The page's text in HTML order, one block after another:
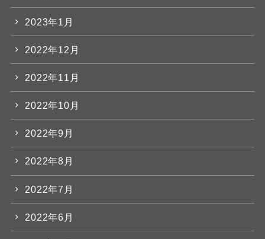
2023年1月
2022年12月
2022年11月
2022年10月
2022年9月
2022年8月
2022年7月
2022年6月